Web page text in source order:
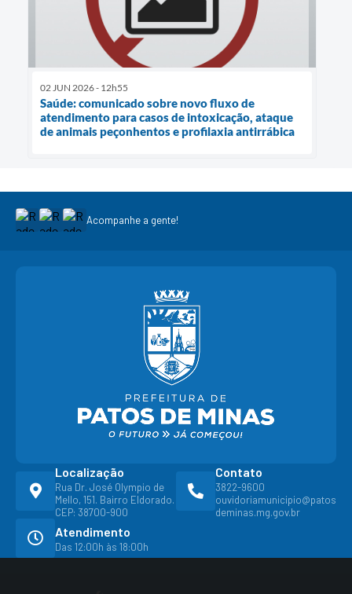
02 JUN 2026 - 12h55
Saúde: comunicado sobre novo fluxo de
atendimento para casos de intoxicação, ataque
de animais peçonhentos e profilaxia antirrábica
Acompanhe a gente!
Localização
Rua Dr. José Olympio de
Mello, 151. Bairro Eldorado.
CEP: 38700-900
Contato
3822-9600
ouvidoriamunicipio@patos
deminas.mg.gov.br
Atendimento
Das 12:00h às 18:00h